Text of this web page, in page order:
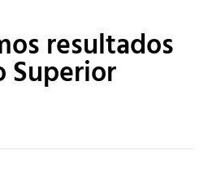
resultados
Superior